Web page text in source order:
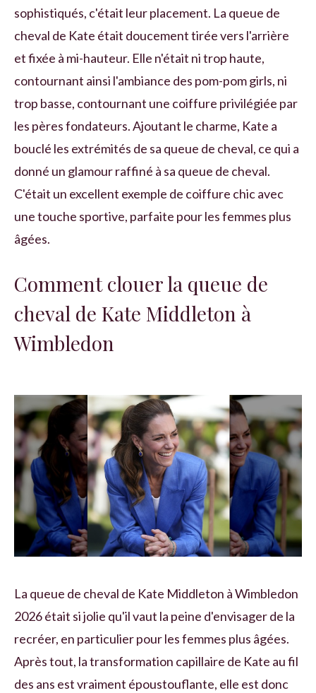
sophistiqués, c'était leur placement. La queue de
cheval de Kate était doucement tirée vers l'arrière
et fixée à mi-hauteur. Elle n'était ni trop haute,
contournant ainsi l'ambiance des pom-pom girls, ni
trop basse, contournant une coiffure privilégiée par
les pères fondateurs. Ajoutant le charme, Kate a
bouclé les extrémités de sa queue de cheval, ce qui a
donné un glamour raffiné à sa queue de cheval.
C'était un excellent exemple de coiffure chic avec
une touche sportive, parfaite pour les femmes plus
âgées.
Comment clouer la queue de
cheval de Kate Middleton à
Wimbledon
La queue de cheval de Kate Middleton à Wimbledon
2026 était si jolie qu'il vaut la peine d'envisager de la
recréer, en particulier pour les femmes plus âgées.
Après tout, la transformation capillaire de Kate au fil
des ans est vraiment époustouflante, elle est donc